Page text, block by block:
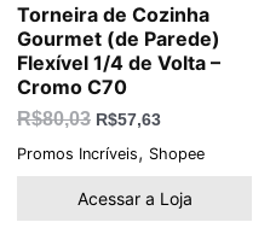
Torneira de Cozinha
Gourmet (de Parede)
Flexível 1/4 de Volta –
Cromo C70
R$80,03 R$57,63
Promos Incríveis, Shopee
Acessar a Loja